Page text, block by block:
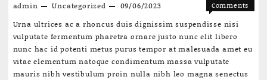
admin Uncategorized 09/06/2023
Comments
Post
Page
Style
Urna ultrices ac a rhoncus duis dignissim suspendisse nisi
vulputate fermentum pharetra ornare justo nunc elit libero
nunc hac id potenti metus purus tempor at malesuada amet eu
vitae elementum natoque condimentum massa vulputate
mauris nibh vestibulum proin nulla nibh leo magna senectus